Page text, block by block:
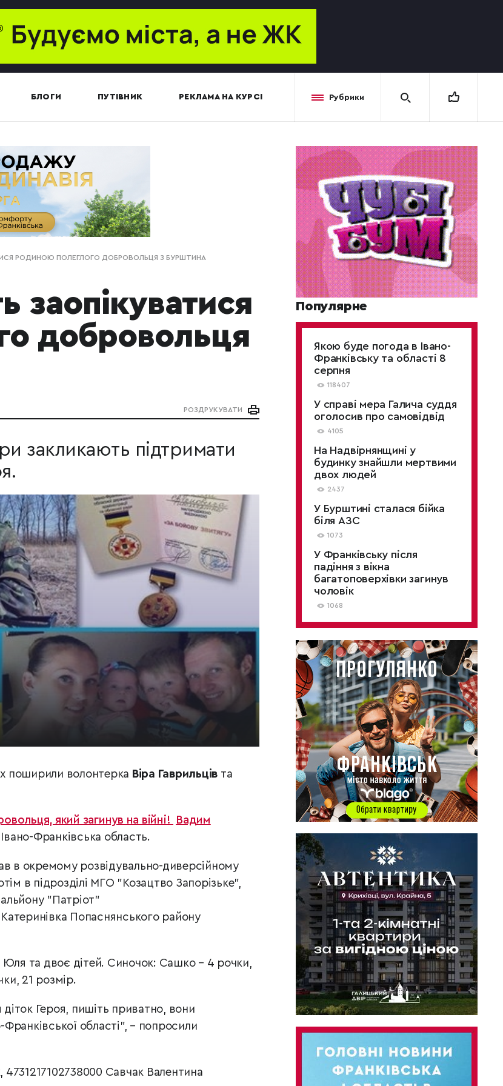
БЛОГИ ПУТІВНИК РЕКЛАМА НА КУРСІ Рубрики
РОДИНОЮ ПОЛЕГЛОГО ДОБРОВОЛЬЦЯ З БУРШТИНА
заопікуватися
добровольця
РОЗДРУКУВАТИ
закликають підтримати
поширили волонтерка Віра Гаврильців та
який загинув на війні!
Вадим
Франківська область.
в окремому розвідувально-диверсійному
в підрозділі МГО "Козацтво Запорізьке",
"Патріот"
Попаснянського району
Юля та двоє дітей. Синочок: Сашко – 4 рочки,
21 розмір.
Героя, пишіть приватно, вони
області", – попросили
Савчак Валентина
Популярне
Якою буде погода в Івано-
Франківську та області 8
серпня
118407
У справі мера Галича суддя
оголосив про самовідвід
4105
На Надвірнянщині у
будинку знайшли мертвими
двох людей
2437
У Бурштині сталася бійка
біля АЗС
1073
У Франківську після
падіння з вікна
багатоповерхівки загинув
чоловік
1068